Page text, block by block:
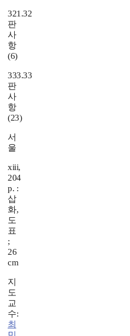
321.32
판
사
항
(6)
333.33
판
사
항
(23)
서
울
xiii,
204
p. :
삽
화,
도
표
;
26
cm
지
도
교
수:
최